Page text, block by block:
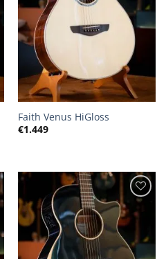
Faith Venus HiGloss
€1.449